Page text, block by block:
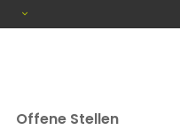
Offene Stellen